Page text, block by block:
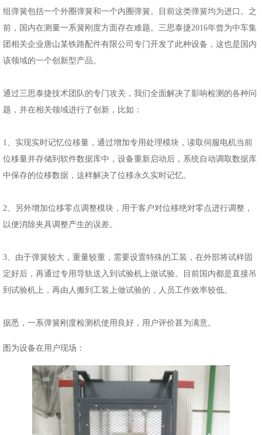
组弹簧包括一个外圈弹簧和一个内圈弹簧。目前这类弹簧均为进口。之
前，国内在测量一系簧刚度方面存在难题。三思泰捷2016年曾为中车集
团相关企业唐山某铁路配件有限公司专门开发了此种设备，这也是国内
该领域的一个创新型产品。
通过三思泰捷技术团队的专门攻关，我们全面解决了影响检测的各种问
题，并在相关领域进行了创新，比如：
1、实现实时记忆位移量，通过增加专用处理模块，读取伺服电机当前
位移量并存储到软件数据库中，设备重新启动后，系统自动调取数据库
中保存的位移数据，这样解决了位移永久实时记忆。
2、另外增加位移零点调整模块，用于客户对位移绝对零点进行调整，
以便消除夹具调整产生的误差。
3、由于弹簧较大，重量较重，需要设置特殊的工装，在外部将试样固
定好后，再通过专用导轨送入到试验机上做试验。目前国内都是直接吊
到试验机上，再由人搬到工装上做试验的，人员工作效率较低。
据悉，一系弹簧刚度检测机使用良好，用户评价甚为满意。
图为设备在用户现场：